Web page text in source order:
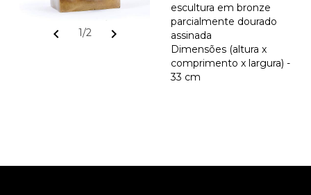
chevron_left 1/2 chevron_right
escultura em bronze
parcialmente dourado
assinada
Dimensões (altura x
comprimento x largura) -
33 cm